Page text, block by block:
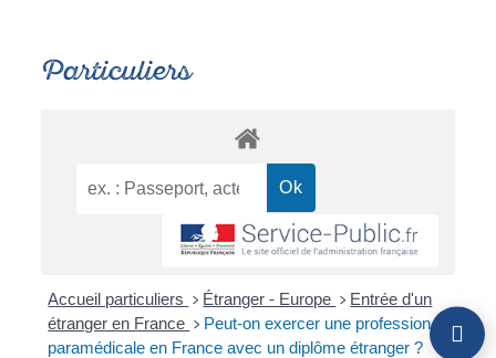
Particuliers
Accueil particuliers > Étranger - Europe > Entrée d'un
étranger en France > Peut-on exercer une profession
paramédicale en France avec un diplôme étranger ?